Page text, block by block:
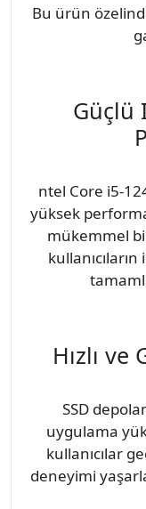
Bu ürün
Güçlü
ntel Core i5-
yüksek
mükemmel
Hızlı
SSD
uygulama
kullanıcılar
deneyimi